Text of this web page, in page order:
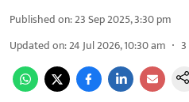
Published on:23 Sep 2025, 3:30 pm
Updated on:24 Jul 2026, 10:30 am 3